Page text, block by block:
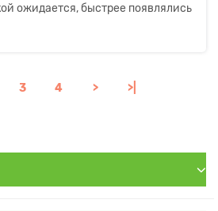
ожидается, быстрее появлялись
3 4 > >|